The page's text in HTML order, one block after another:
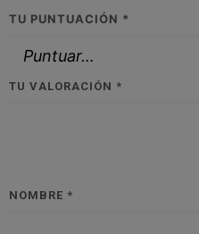
TU PUNTUACIÓN *
TU VALORACIÓN *
NOMBRE *